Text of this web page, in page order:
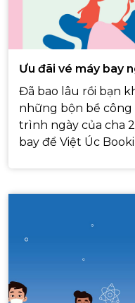
Ưu đãi vé máy bay
Đã bao lâu rồi bạn
những bộn bề công
trình ngày của cha
bay để Việt Úc